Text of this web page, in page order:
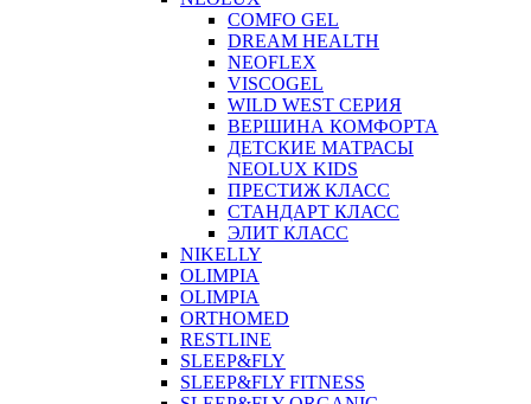
COMFO GEL
DREAM HEALTH
NEOFLEX
VISCOGEL
WILD WEST СЕРИЯ
ВЕРШИНА КОМФОРТА
ДЕТСКИЕ МАТРАСЫ
NEOLUX KIDS
ПРЕСТИЖ КЛАСС
СТАНДАРТ КЛАСС
ЭЛИТ КЛАСС
NIKELLY
OLIMPIA
OLIMPIA
ORTHOMED
RESTLINE
SLEEP&FLY
SLEEP&FLY FITNESS